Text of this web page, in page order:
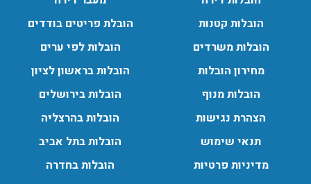
עודכן לאחרונה: 24/02/2026, 10:42
הובלות מנוף בפרדס חנה:
העברת פריטים כבדים עם מנוף בפרדס חנה ואפשרות הובלת
תכולת דירה שלמה עם מנוף.
עודכן לאחרונה: 24/02/2026, 10:42
הובלות קטנות
הובלות משרדים
מחירון הובלות
הובלות מנוף
הצהרת נגישות
תנאי שימוש
מדיניות פרטיות
הובלת פריטים בודדים
הובלות לפי ערים
הובלות בראשון לציון
הובלות בירושלים
הובלות בהרצליה
הובלות בתל אביב
הובלות בחדרה